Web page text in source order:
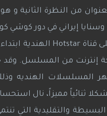
من النظرة الثانية و
إيراني في دور كوشي
إنترنت من المسلسل.
أشهر المسلسلات
ثنائياً مميزاً، نال
والتقليدية التي